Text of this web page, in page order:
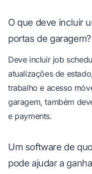
O que deve incluir
portas de garagem?
Deve incluir job
atualizações de
trabalho e acesso
garagem, também
e payments.
Um software de
pode ajudar a